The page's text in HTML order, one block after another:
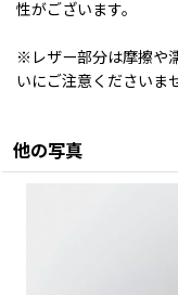
性がございます。
※レザー部分は摩擦や
いにご注意くださいま
他の写真